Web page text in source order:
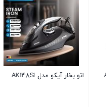
اتو بخار آیکو مدل AK148SI